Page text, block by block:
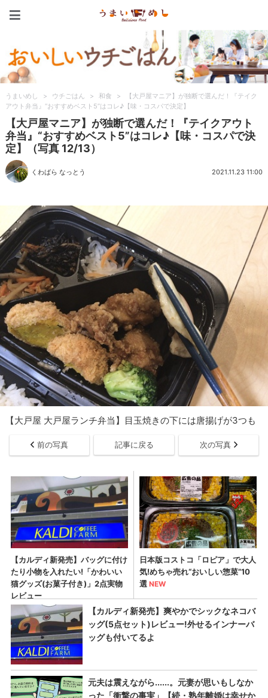
うまいめし > ウチごはん > 和食 >
【大戸屋マニア】が独断で選んだ！『テイク
アウト弁当』“おすすめベスト5”はコレ♪【味・コスパで決定】
【大戸屋マニア】が独断で選んだ！『テイクアウト
弁当』“おすすめベスト5”はコレ♪【味・コスパで決
定】（写真 12/13）
くわばら なっとう 2021.11.23 11:00
【大戸屋 大戸屋ランチ弁当】目玉焼きの下には唐揚げが3つも
前の写真 記事に戻る 次の写真